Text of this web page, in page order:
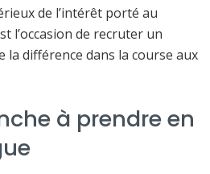
de l’intérêt porté au
l’occasion de recruter un
la différence dans la course aux
à prendre en